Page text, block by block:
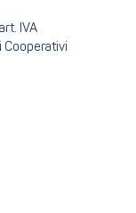
IVA
Cooperativi